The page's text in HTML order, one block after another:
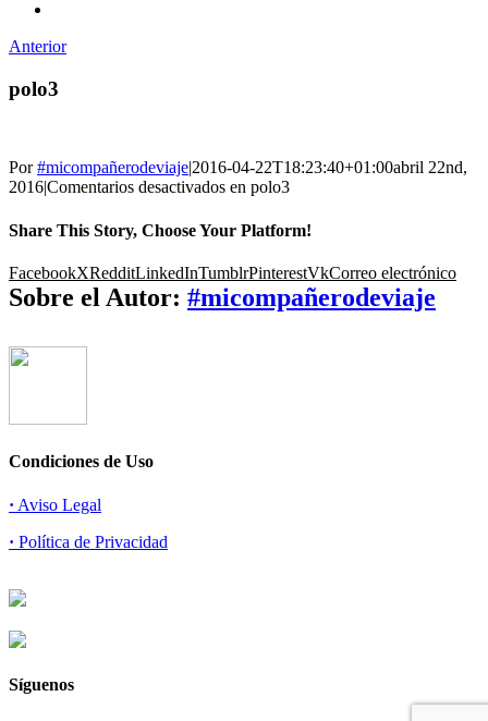
Anterior
polo3
Por#micompañerodeviaje|2016-04-22T18:23:40+01:00abril 22nd,
2016|Comentarios desactivados en polo3
Share This Story, Choose Your Platform!
FacebookXRedditLinkedInTumblrPinterestVkCorreo electrónico
Sobre el Autor: #micompañerodeviaje
Condiciones de Uso
· Aviso Legal
· Política de Privacidad
Síguenos